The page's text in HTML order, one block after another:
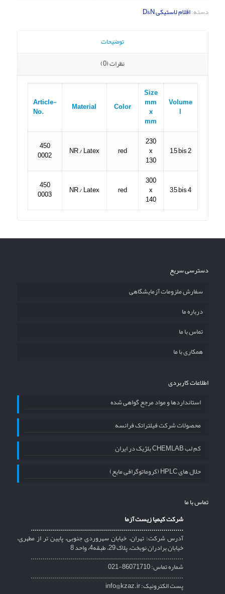
دسته:اقلام لاستیکی D&N
توضیحات
نظرات (0)
Article-
No. Material Color
Size
mm
x
mm
Volume
l
450
0002 NR / Latex red
230
x
130
1,5 bis 2
450
0003 NR / Latex red
300
x
140
3,5 bis 4
دسترسی سریع
سفارش ملزومات آزمایشگاهی
درباره ما
تماس با ما
همکاری با ما
اطلاعات کاربردی
استانداردها و مواد مرجع گواهی شده
محصولات شرکت فیلتراتک فرانسه
کم لب CHEMLAB بلژیک در ایران
حلال های HPLC (کروماتوگرافی مایع)
تماس با ما
شرکت کیمیا زیست آزما
............................................................................
آدرس شرکت: تهران، خیابان سهروردی جنوبی، پایین تر از مطهری،
خیابان برادران نوبخت، پلاک 29، طبقه4، واحد 8
............................................................................
شماره تماس: 86071710-021
............................................................................
پست الکترونیک: info@kzaz.ir